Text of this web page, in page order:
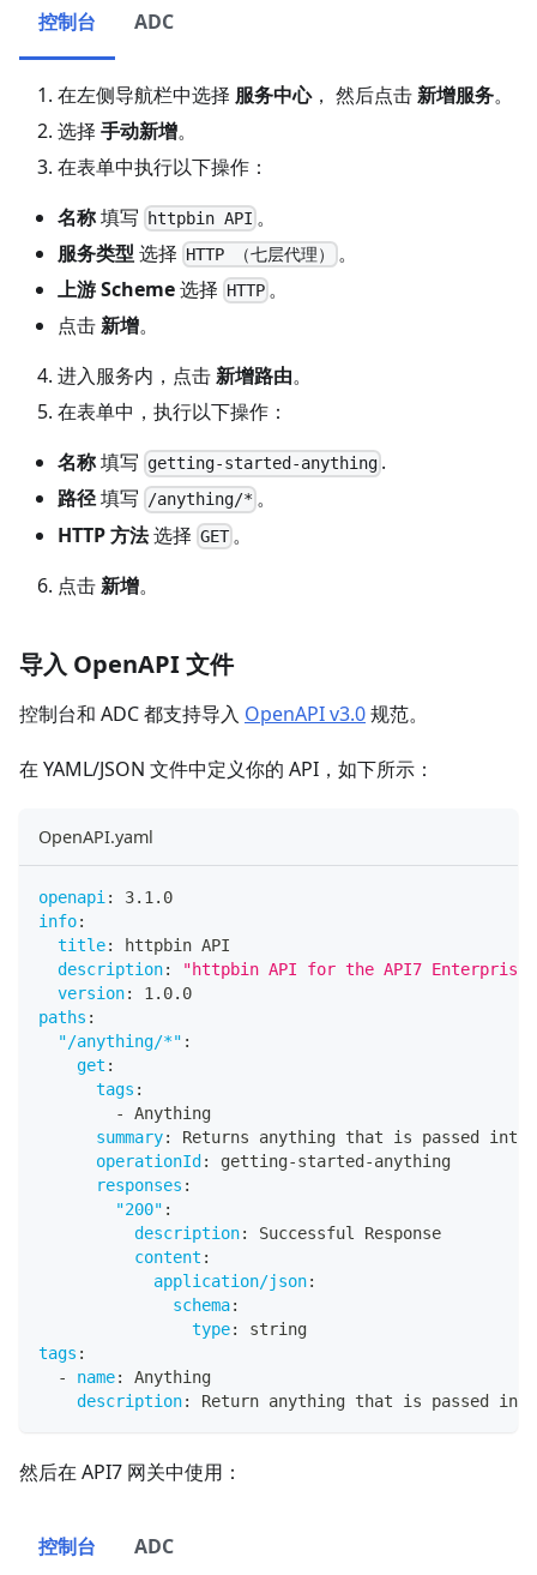
控制台 ADC
在左侧导航栏中选择 服务中心， 然后点击新增服务。
选择 手动新增。
在表单中执行以下操作：
名称填写 httpbin API 。
服务类型 选择 HTTP （七层代理）
。
上游 Scheme选择 HTTP 。
点击新增。
进入服务内，点击新增路由。
在表单中，执行以下操作：
名称填写 getting-started-anything .
路径填写 /anything/* 。
HTTP 方法选择 GET 。
点击新增。
导入 OpenAPI 文件
控制台和 ADC 都支持导入 OpenAPI v3.0规范。
在 YAML/JSON 文件中定义你的 API，如下所示：
OpenAPI.yaml
openapi :
3.1.0
info:
title:
httpbin API
description:
"httpbin API for the API7
version:
1.0.0
paths :
"/anything/*" :
get :
tags :
-
Anything
summary:
Returns anything that is passed into
operationId : getting-started -anything
responses :
"200" :
description:
Successful Response
content :
application/json:
schema:
type:
string
tags :
-
name:
Anything
description: Return anything that is passed in
然后在 API7 网关中使用：
控制台 ADC